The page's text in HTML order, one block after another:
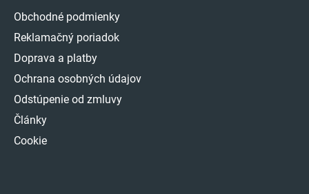
Obchodné podmienky
Reklamačný poriadok
Doprava a platby
Ochrana osobných údajov
Odstúpenie od zmluvy
Články
Cookie